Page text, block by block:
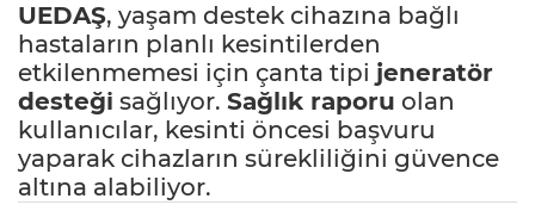
UEDAŞ, yaşam destek cihazına bağlı
hastaların planlı kesintilerden
etkilenmemesi için çanta tipi jeneratör
desteği sağlıyor. Sağlık raporu olan
kullanıcılar, kesinti öncesi başvuru
yaparak cihazların sürekliliğini güvence
altına alabiliyor.